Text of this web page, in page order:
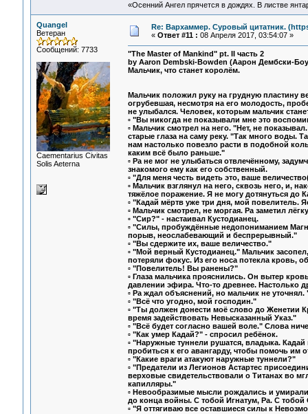
«Осенний Ангел прячется в дождях. В листве
Quangel
Ветеран
Сообщений: 7733
Сaementarius Civitas
Solis Aeterna
Re: Вархаммер. Суровый цитатник.
« Ответ #11 : 08 Апреля 2017, 03:54:07 »
"The Master of Mankind" pt. II часть 2
by Aaron Dembski-Bowden (Аарон Дембски-
Мальчик, что станет королём.
Мальчик положил руку на грудную пластину
огрубевшая, несмотря на его молодость,
не улыбался. Человек, которым мальчик
▫ "Вы никогда не показывали мне это
▫ Мальчик смотрел на него. "Нет, не
старые глаза на саму реку. "Так много воды.
нам настолько повезло расти в подобной
каким всё было раньше."
▫ Ра не мог не улыбаться отвлечённому,
знакомого ему как его собственный.
▫ "Для меня честь видеть это, ваше
▫ Мальчик взглянул на него, сквозь него, и,
тяжёлое поражение. Я не могу дотянуться до
▫ "Кадай мёртв уже три дня, мой повелитель.
▫ Мальчик смотрел, не моргая. Ра заметил
▫ "Сир?" - настаивал Кустодианец.
▫ "Силы, пробуждённые недопониманием
порыв, неослабевающий и беспрерывный."
▫ "Вы сдержите их, ваше величество."
▫ "Мой верный Кустодианец." Мальчик
потеряли фокус. Из его носа потекла кровь,
▫ "Повелитель! Вы ранены?"
▫ Глаза мальчика прояснились. Он вытер
давлении эфира. Что-то древнее. Настолько
▫ Ра ждал объяснений, но мальчик не
▫ "Всё что угодно, мой господин."
▫ "Ты должен донести моё слово до Женетии
время задействовать Невысказанный Указ."
▫ "Всё будет согласно вашей воле." Слова
▫ "Как умер Кадай?" - спросил ребёнок.
▫ "Наружные туннели рушатся, владыка.
пробиться к его авангарду, чтобы помочь им
▫ "Какие враги атакуют наружные туннели?"
▫ "Предатели из Легионов Астартес
верховые свидетельствовали о Титанах во
капилляры."
▫ Невообразимые мысли рождались и
до конца войны. С тобой Игнатум, Ра. С
▫ "Я оттягиваю все оставшиеся силы к